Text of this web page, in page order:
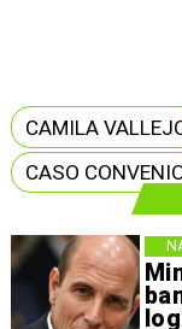
CAMILA
CASO